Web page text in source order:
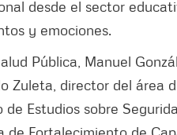
desde el sector
y emociones.
Pública, Manuel
Zuleta, director del área
de Estudios sobre